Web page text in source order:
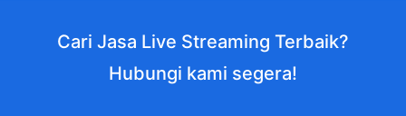
Cari Jasa Live Streaming Terbaik?
Hubungi kami segera!